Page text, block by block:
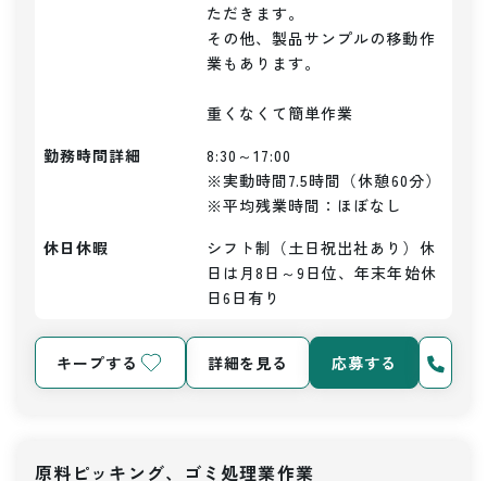
ただきます。
その他、製品サンプルの移動作
業もあります。
重くなくて簡単作業
勤務時間詳細
8:30～17:00
※実動時間7.5時間（休憩60分）
※平均残業時間：ほぼなし
休日休暇
シフト制（土日祝出社あり）休
日は月8日～9日位、年末年始休
日6日有り
キープする 詳細を見る 応募する
原料ピッキング、ゴミ処理業作業